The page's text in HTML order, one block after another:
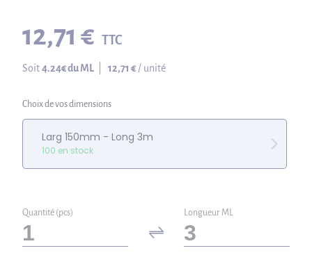
12,71 € TTC
Soit4.24€ du ML 12,71 € / unité
Choix de vos dimensions
Larg 150mm - Long 3m
100 en stock
Quantité (pcs) Longueur ML